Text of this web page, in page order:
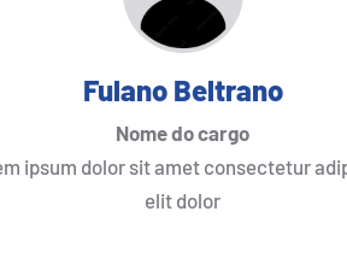
Fulano Beltrano
Nome do cargo
ipsum dolor sit amet consectetur
elit dolor